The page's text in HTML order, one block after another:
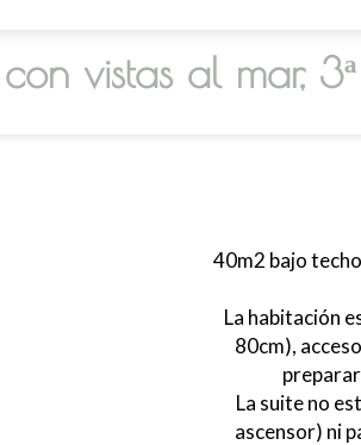
con vistas al mar,
40m2 bajo
La habitación
80cm),
La suite no
ascensor) ni